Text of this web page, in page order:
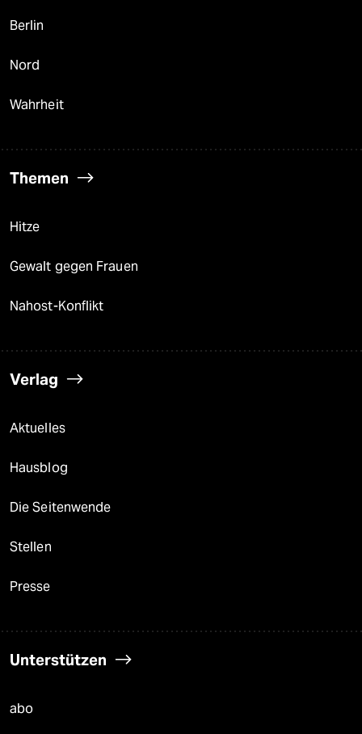
Berlin
Nord
Wahrheit
Themen
Hitze
Gewalt gegen Frauen
Nahost-Konflikt
Verlag
Aktuelles
Hausblog
Die Seitenwende
Stellen
Presse
Unterstützen
abo